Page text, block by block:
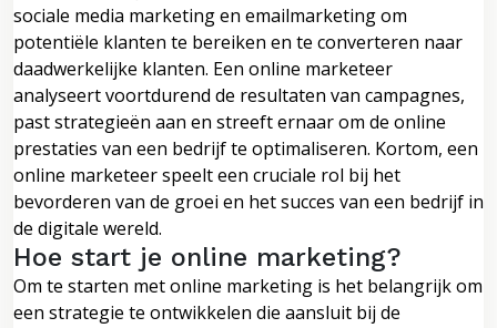
sociale media marketing en emailmarketing om
potentiële klanten te bereiken en te converteren naar
daadwerkelijke klanten. Een online marketeer
analyseert voortdurend de resultaten van campagnes,
past strategieën aan en streeft ernaar om de online
prestaties van een bedrijf te optimaliseren. Kortom, een
online marketeer speelt een cruciale rol bij het
bevorderen van de groei en het succes van een bedrijf in
de digitale wereld.
Hoe start je online marketing?
Om te starten met online marketing is het belangrijk om
een strategie te ontwikkelen die aansluit bij de